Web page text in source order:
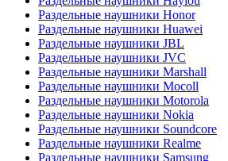
Раздельные наушники Honor
Раздельные наушники Huawei
Раздельные наушники JBL
Раздельные наушники JVC
Раздельные наушники Marshall
Раздельные наушники Mocoll
Раздельные наушники Motorola
Раздельные наушники Nokia
Раздельные наушники Soundcore
Раздельные наушники Realme
Раздельные наушники Samsung